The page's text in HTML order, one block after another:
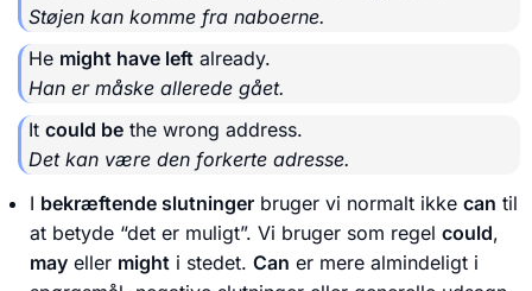
Støjen kan komme fra naboerne.
He might have left already.
Han er måske allerede gået.
It could be the wrong address.
Det kan være den forkerte adresse.
I bekræftende slutninger bruger vi normalt ikke can til
at betyde “det er muligt”. Vi bruger som regel could,
may eller might i stedet. Can er mere almindeligt i